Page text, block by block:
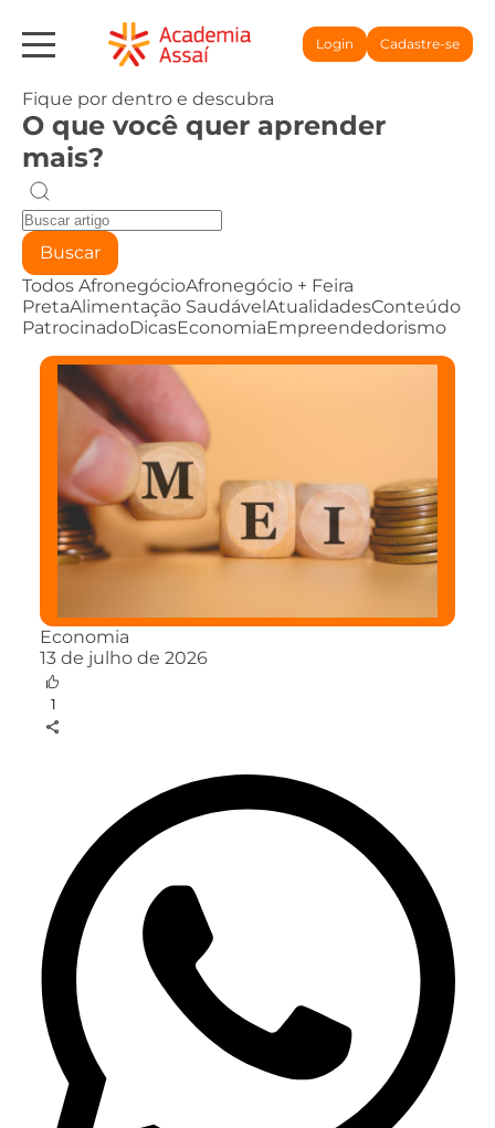
Login Cadastre-se
Fique por dentro e descubra
O que você quer aprender
mais?
Buscar
Todos AfronegócioAfronegócio + Feira
PretaAlimentação SaudávelAtualidadesConteúdo
PatrocinadoDicasEconomiaEmpreendedorismo
Economia
13 de julho de 2026
1